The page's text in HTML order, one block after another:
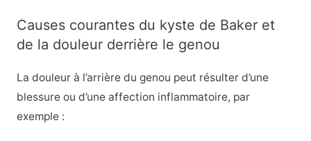
Causes courantes du kyste de Baker et
de la douleur derrière le genou
La douleur à l’arrière du genou peut résulter d’une
blessure ou d’une affection inflammatoire, par
exemple :